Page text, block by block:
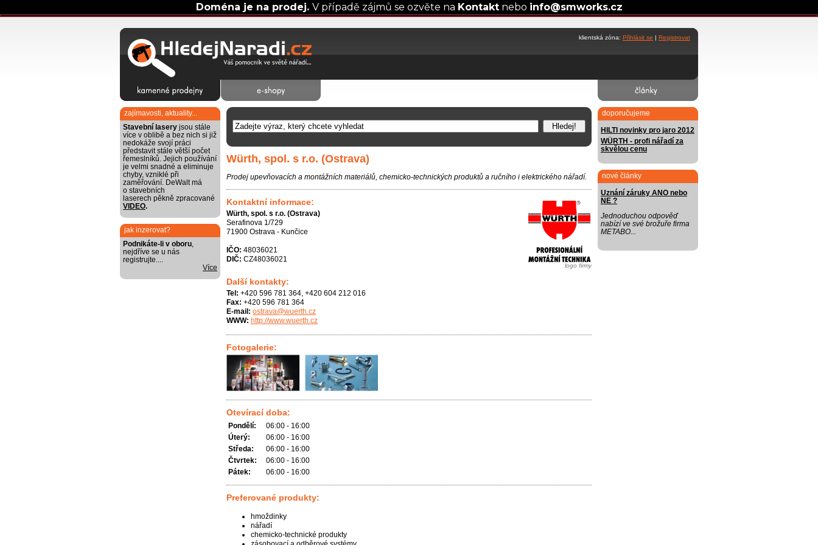
Doména je na prodej. V případě zájmů se ozvěte na Kontaktnebo info@smworks.cz
klientská zóna: Přihlásit se | Registrovat
zajímavosti, aktuality...
Stavební lasery jsou stále
více v oblibě a bez nich si již
nedokáže svojí práci
představit stále větší počet
řemeslníků. Jejich používání
je velmi snadné a eliminuje
chyby, vzniklé při
zaměřování. DeWalt má
o stavebních
laserech pěkně zpracované
VIDEO.
jak inzerovat?
Podnikáte-li v oboru,
nejdříve se u nás
registrujte....
Více
Würth, spol. s r.o. (Ostrava)
Prodej upevňovacích a montážních materiálů, chemicko-technických produktů a ručního i elektrického nářadí.
logo firmy
Kontaktní informace:
Würth, spol. s r.o. (Ostrava)
Serafinova 1/729
71900 Ostrava - Kunčice
IČO: 48036021
DIČ: CZ48036021
Další kontakty:
Tel: +420 596 781 364, +420 604 212 016
Fax: +420 596 781 364
E-mail: ostrava@wuerth.cz
WWW: http://www.wuerth.cz
Fotogalerie:
Otevírací doba:
Pondělí:
06:00 - 16:00
Úterý:
06:00 - 16:00
Středa:
06:00 - 16:00
Čtvrtek:
06:00 - 16:00
Pátek:
06:00 - 16:00
Preferované produkty:
hmoždinky
nářadí
chemicko-technické produkty
doporučujeme
HILTI novinky pro jaro 2012
WÜRTH - profi nářadí za
skvělou cenu
nové články
Uznání záruky ANO nebo
NE ?
Jednoduchou odpověď
nabízí ve své brožuře firma
METABO...